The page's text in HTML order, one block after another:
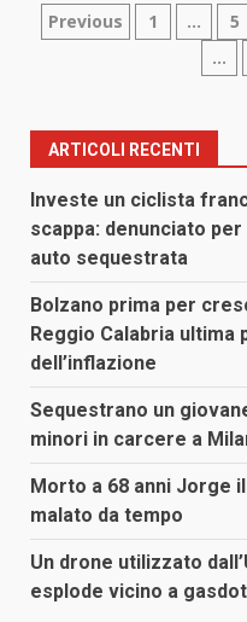
Paginazione
articoli
Previous 1 … 5
…
ARTICOLI RECENTI
Investe un ciclista
scappa: denunciato
auto sequestrata
Bolzano prima per
Reggio Calabria ultima
dell’inflazione
Sequestrano un
minori in carcere a
Morto a 68 anni Jorge
malato da tempo
Un drone utilizzato
esplode vicino a